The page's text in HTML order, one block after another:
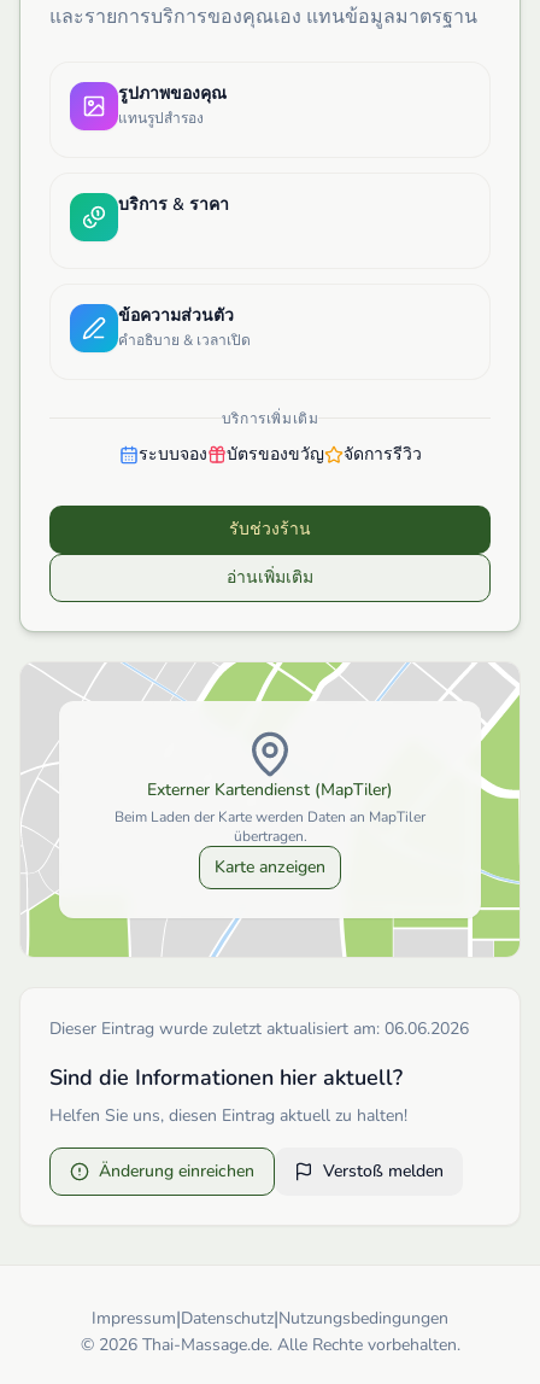
และรายการบริการของคุณเอง แทนข้อมูลมาตรฐาน
รูปภาพของคุณ
แทนรูปสำรอง
บริการ & ราคา
ข้อความส่วนตัว
คำอธิบาย & เวลาเปิด
บริการเพิ่มเติม
ระบบจอง บัตรของขวัญ จัดการรีวิว
รับช่วงร้าน
อ่านเพิ่มเติม
Externer Kartendienst (MapTiler)
Beim Laden der Karte werden Daten an MapTiler
übertragen.
Karte anzeigen
Dieser Eintrag wurde zuletzt aktualisiert am: 06.06.2026
Sind die Informationen hier aktuell?
Helfen Sie uns, diesen Eintrag aktuell zu halten!
Änderung einreichen Verstoß melden
Impressum|Datenschutz|Nutzungsbedingungen
© 2026 Thai-Massage.de. Alle Rechte vorbehalten.